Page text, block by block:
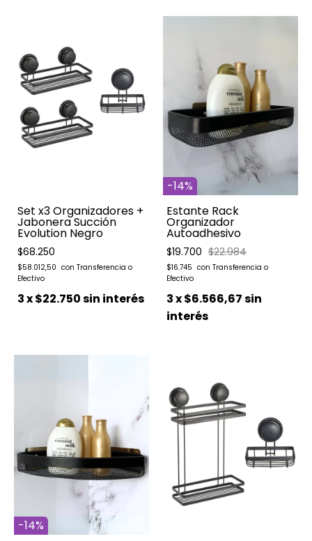
Set x3 Organizadores +
Jabonera Succión
Evolution Negro
$68.250
$58.012,50
3x$22.750sin interés
-14%
Estante Rack
Organizador
Autoadhesivo
$19.700 $22.984
$16.745
3x$6.566,67sin
interés
-14%